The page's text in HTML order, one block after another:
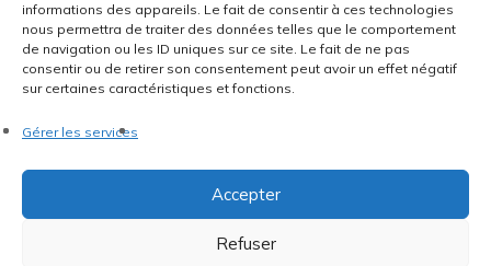
informations des appareils. Le fait de consentir à ces technologies
nous permettra de traiter des données telles que le comportement
de navigation ou les ID uniques sur ce site. Le fait de ne pas
consentir ou de retirer son consentement peut avoir un effet négatif
sur certaines caractéristiques et fonctions.
Gérer les services
Accepter
Refuser
Ou nous trouver
92100 Boulogne-Billancourt
Ouvert du mardi au vendredi de 15h à 19h et le samedi de
11h à 14h et 15h à 19h